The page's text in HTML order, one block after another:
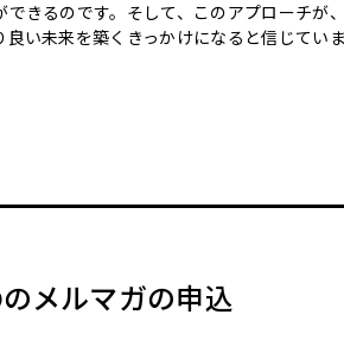
できるのです。そして、このアプローチが
良い未来を築くきっかけになると信じてい
のメルマガの申込